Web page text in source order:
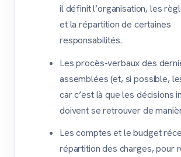
il définit l’organisation, les
et la répartition de certaines
responsabilités.
Les procès-verbaux des
assemblées (et, si possible,
car c’est là que les décisions
doivent se retrouver de
Les comptes et le budget
répartition des charges, pour